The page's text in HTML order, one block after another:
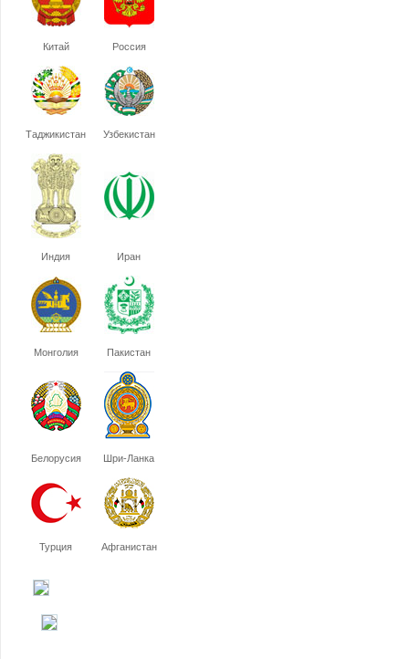
Китай Россия
Таджикистан Узбекистан
Индия Иран
Монголия Пакистан
Белорусия Шри-Ланка
Турция Афганистан